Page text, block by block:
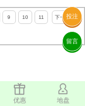
优惠 地盘
投注
留言
9 10 11 下一页